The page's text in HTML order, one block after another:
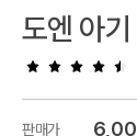
도엔 아
판매가